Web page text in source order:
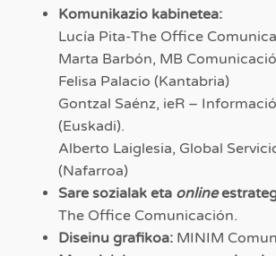
Komunikazio kabinetea:
Lucía Pita-The Office
Marta Barbón, MB
Felisa Palacio (Kantabria)
Gontzal Saénz, ieR –
(Euskadi).
Alberto Laiglesia, Global
(Nafarroa)
Sare sozialak eta online
The Office Comunicación.
Diseinu grafikoa: MINIM